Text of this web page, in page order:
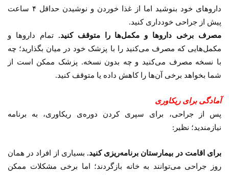
داروهای خود بنوشید اما از غذا خوردن و نوشیدن حداقل ۴ ساعت
پیش از جراحی خودداری کنید.
مصرف برخی داروها و مکمل‌ها را متوقف کنید. تمام داروها و
مکمل‌هایی که مصرف می‌کنید را با پزشک خود در میان بگذارید؛ چه
با نسخه مصرف می‌کنید و چه بدون نسخه. پزشک ممکن است از
شما بخواهد برخی آن‌ها را کاهش داده یا متوقف کنید.
آمادگی برای ریکاوری
پس از جراحی، برای سپری کردن دوره‌ی ریکاوری، به برنامه
نیازمندید؛ نظیر:
برای اقامت در بیمارستان برنامه‌ریزی کنید. بسیاری از افراد در همان
روز جراحی می‌توانند به خانه بازگردند؛ اما برخی مشکلات ممکن